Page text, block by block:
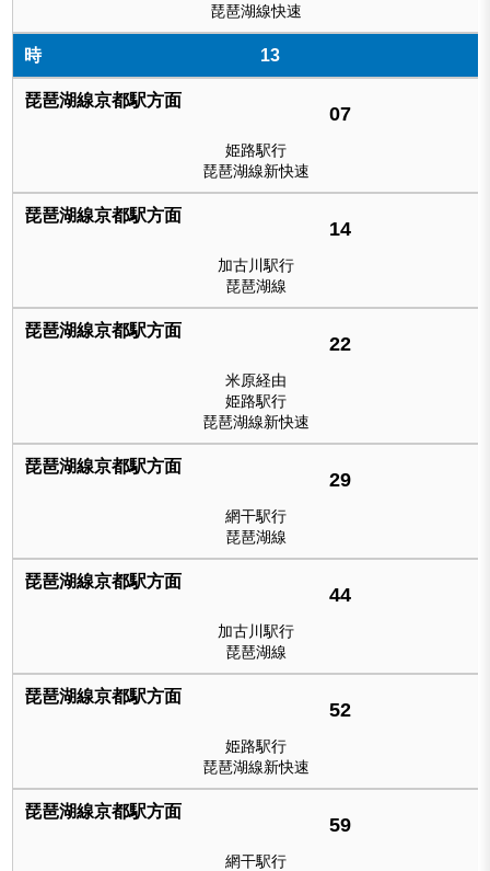
琵琶湖線快速
13
07
姫路駅行
琵琶湖線新快速
14
加古川駅行
琵琶湖線
22
米原経由
姫路駅行
琵琶湖線新快速
29
網干駅行
琵琶湖線
44
加古川駅行
琵琶湖線
52
姫路駅行
琵琶湖線新快速
59
網干駅行